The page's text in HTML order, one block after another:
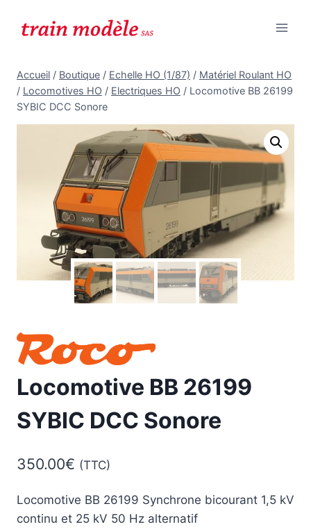
Accueil / Boutique / Echelle HO (1/87) / Matériel Roulant HO
/ Locomotives HO / Electriques HO / Locomotive BB 26199
SYBIC DCC Sonore
Locomotive BB 26199
SYBIC DCC Sonore
350.00€ (TTC)
Locomotive BB 26199 Synchrone bicourant 1,5 kV
continu et 25 kV 50 Hz alternatif